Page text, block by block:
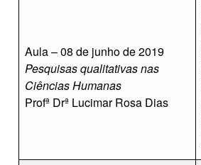
Aula – 08 de junho de 2019
Pesquisas qualitativas nas
Ciências Humanas
Profª Drª Lucimar Rosa Dias